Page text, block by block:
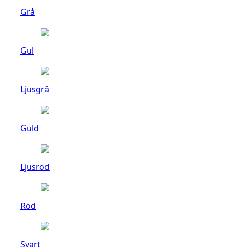
Grå
Gul
Ljusgrå
Guld
Ljusröd
Röd
Svart